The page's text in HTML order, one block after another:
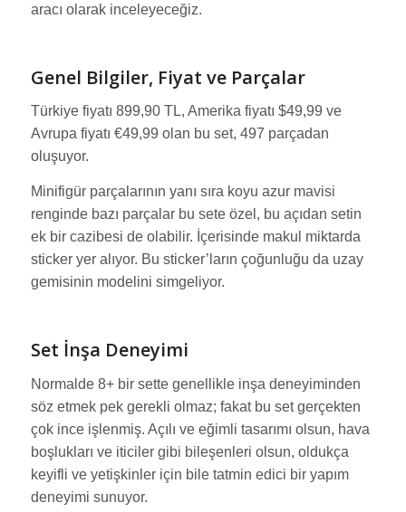
aracı olarak inceleyeceğiz.
Genel Bilgiler, Fiyat ve Parçalar
Türkiye fiyatı 899,90 TL, Amerika fiyatı $49,99 ve
Avrupa fiyatı €49,99 olan bu set, 497 parçadan
oluşuyor.
Minifigür parçalarının yanı sıra koyu azur mavisi
renginde bazı parçalar bu sete özel, bu açıdan setin
ek bir cazibesi de olabilir. İçerisinde makul miktarda
sticker yer alıyor. Bu sticker’ların çoğunluğu da uzay
gemisinin modelini simgeliyor.
Set İnşa Deneyimi
Normalde 8+ bir sette genellikle inşa deneyiminden
söz etmek pek gerekli olmaz; fakat bu set gerçekten
çok ince işlenmiş. Açılı ve eğimli tasarımı olsun, hava
boşlukları ve iticiler gibi bileşenleri olsun, oldukça
keyifli ve yetişkinler için bile tatmin edici bir yapım
deneyimi sunuyor.